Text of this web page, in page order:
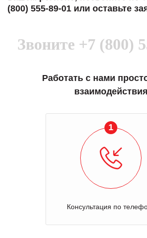
(800) 555-89-01 или оставьте
Звоните +7 (800)
Работать с нами
взаимодействия
1
Консультация по